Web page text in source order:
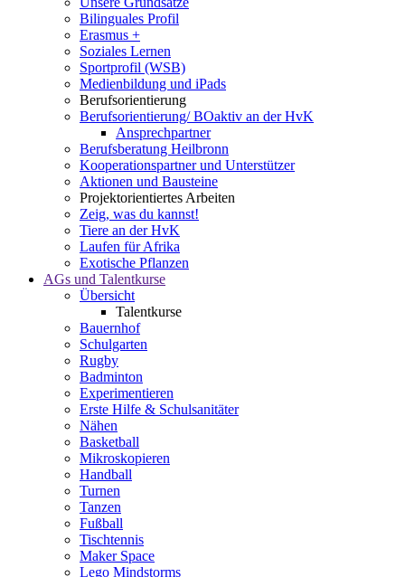
Bilinguales Profil
Erasmus +
Soziales Lernen
Sportprofil (WSB)
Medienbildung und iPads
Berufsorientierung
Berufsorientierung/ BOaktiv an der HvK
Ansprechpartner
Berufsberatung Heilbronn
Kooperationspartner und Unterstützer
Aktionen und Bausteine
Projektorientiertes Arbeiten
Zeig, was du kannst!
Tiere an der HvK
Laufen für Afrika
Exotische Pflanzen
AGs und Talentkurse
Übersicht
Talentkurse
Bauernhof
Schulgarten
Rugby
Badminton
Experimentieren
Erste Hilfe & Schulsanitäter
Nähen
Basketball
Mikroskopieren
Handball
Turnen
Tanzen
Fußball
Tischtennis
Maker Space
Lego Mindstorms